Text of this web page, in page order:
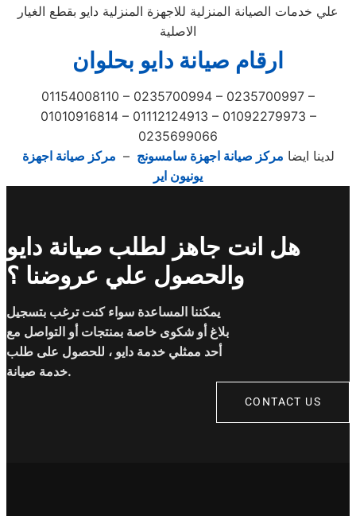
علي خدمات الصيانة المنزلية للاجهزة المنزلية دايو بقطع الغيار
الاصلية
ارقام صيانة دايو بحلوان
01154008110 – 0235700994 – 0235700997 –
01010916814 – 01112124913 – 01092279973 –
0235699066
لدينا ايضا مركز صيانة اجهزة سامسونج – مركز صيانة اجهزة
يونيون اير
هل انت جاهز لطلب صيانة دايو
والحصول علي عروضنا ؟
يمكننا المساعدة سواء كنت ترغب بتسجيل
بلاغ أو شكوى خاصة بمنتجات أو التواصل مع
أحد ممثلي خدمة دايو ، للحصول على طلب
خدمة صيانة.
CONTACT US